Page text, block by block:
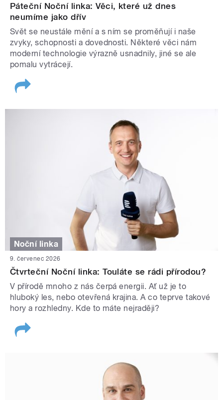
Páteční Noční linka: Věci, které už dnes
neumíme jako dřív
Svět se neustále mění a s ním se proměňují i naše
zvyky, schopnosti a dovednosti. Některé věci nám
moderní technologie výrazně usnadnily, jiné se ale
pomalu vytrácejí.
Noční linka
9. červenec 2026
Čtvrteční Noční linka: Touláte se rádi přírodou?
V přírodě mnoho z nás čerpá energii. Ať už je to
hluboký les, nebo otevřená krajina. A co teprve takové
hory a rozhledny. Kde to máte nejraději?